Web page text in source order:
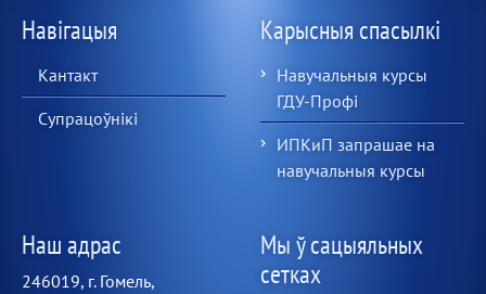
Навігацыя
Кантакт
Супрацоўнікі
Карысныя спасылкі
Навучальныя курсы
ГДУ-Профі
ИПКиП запрашае на
навучальныя курсы
Наш адрас
246019, г. Гомель,
Мы ў сацыяльных
сетках